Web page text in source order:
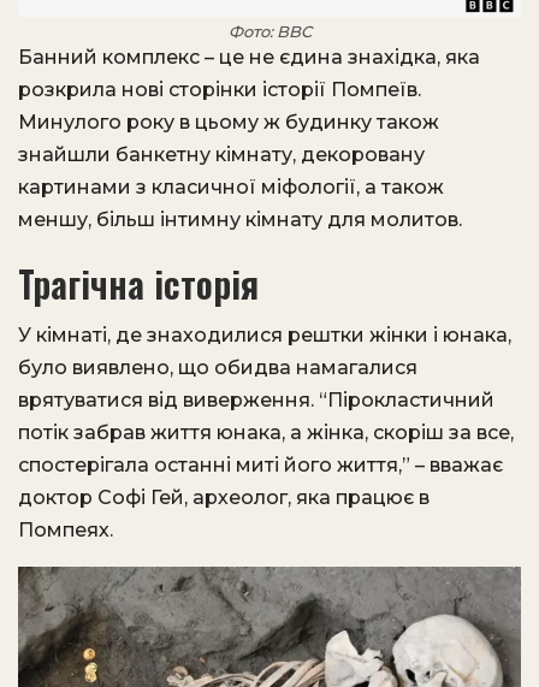
Фото: BBC
Банний комплекс – це не єдина знахідка, яка
розкрила нові сторінки історії Помпеїв.
Минулого року в цьому ж будинку також
знайшли банкетну кімнату, декоровану
картинами з класичної міфології, а також
меншу, більш інтимну кімнату для молитов.
Трагічна історія
У кімнаті, де знаходилися рештки жінки і юнака,
було виявлено, що обидва намагалися
врятуватися від виверження. “Пірокластичний
потік забрав життя юнака, а жінка, скоріш за все,
спостерігала останні миті його життя,” – вважає
доктор Софі Гей, археолог, яка працює в
Помпеях.